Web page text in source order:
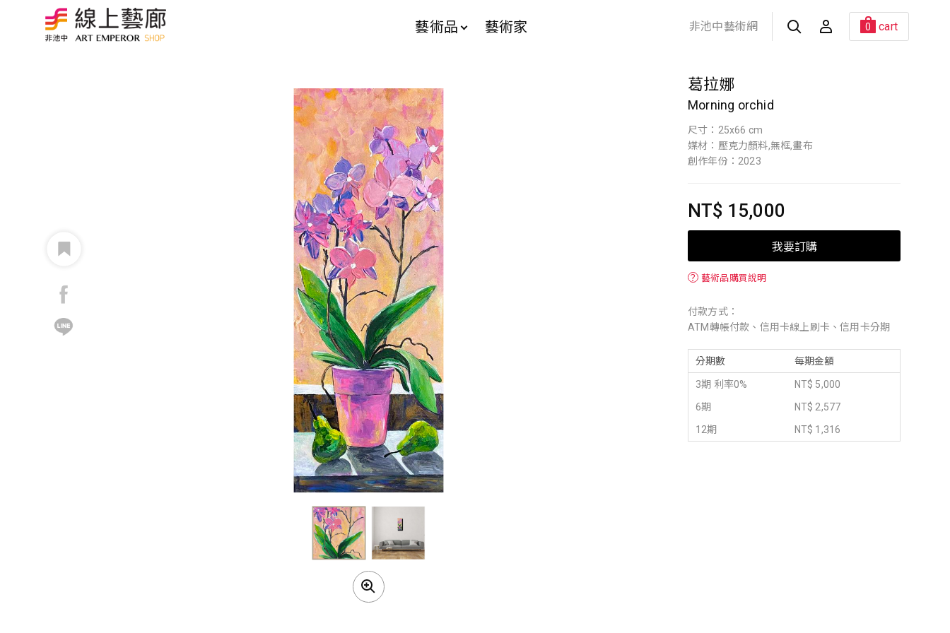
藝術品 藝術家 非池中藝術網 0 cart
葛拉娜
Morning orchid
尺寸：25x66 cm
媒材：壓克力顏料,無框,畫布
創作年份：2023
NT$ 15,000
我要訂購
？ 藝術品購買說明
付款方式：
ATM轉帳付款、信用卡線上刷卡、信用卡分期
分期數 每期金額
3期 利率0%
NT$ 5,000
6期
NT$ 2,577
12期
NT$ 1,316